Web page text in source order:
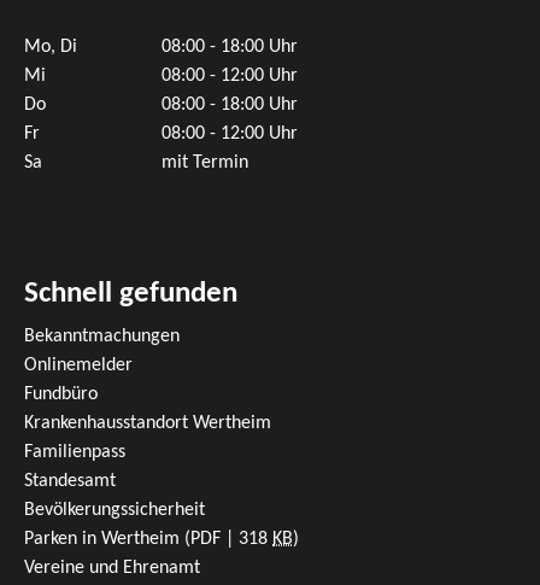
Mo, Di
08:00 - 18:00 Uhr
Mi
08:00 - 12:00 Uhr
Do
08:00 - 18:00 Uhr
Fr
08:00 - 12:00 Uhr
Sa
mit Termin
Schnell gefunden
Bekanntmachungen
Onlinemelder
Fundbüro
Krankenhausstandort Wertheim
Familienpass
Standesamt
Bevölkerungssicherheit
Parken in Wertheim (PDF | 318 KB)
Vereine und Ehrenamt